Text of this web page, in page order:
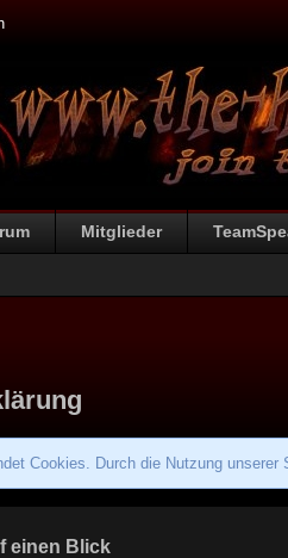
Mitglieder
Cookies. Durch die Nutzung
einen Blick